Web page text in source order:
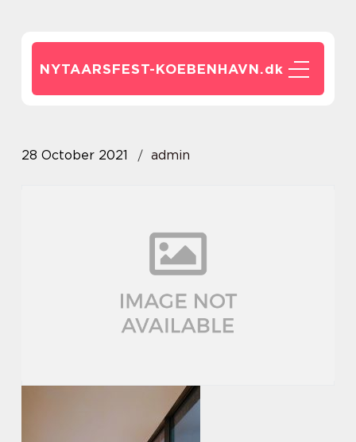
NYTAARSFEST-KOEBENHAVN.dk
28 October 2021 admin